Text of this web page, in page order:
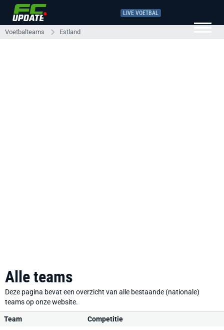
LIVE VOETBAL
Voetbalteams Estland
Alle teams
Deze pagina bevat een overzicht van alle bestaande (nationale)
teams op onze website.
Team Competitie